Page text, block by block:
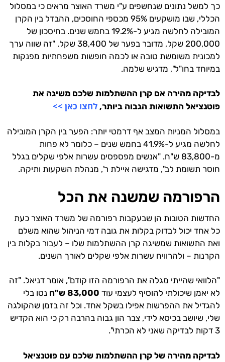
כך למשל נתונים שנחשפים ע"י משרד האוצר מראים כי במסלול
הכללי, שבו מושקעים 95% מכספי החוסכים, ההבדל בין הקרן
המובילה לחלשה מגיע ל-19.2% בחמש שנים. בחיסכון של
200,000 שקל, מדובר בפער של 38,400 שקל. "זה שווה ערך
למכונית משומשת טובה או לכמה חופשות משפחתיות מפנקות
במיוחד בחו"ל", מדגיש שלמה.
לבדיקה מהירה אם קרן ההשתלמות שלכם משיגה את
פוטנציאל התשואות הגבוה ביותר, לחצו כאן >>
במסלול המניות המצב אף דרמטי יותר: הפער בין הקרן המובילה
לחלשה מגיע ל-41.9% בחמש שנים – כלומר לא פחות
מ-83,800 ש"ח. "אנשים מפספסים עשרות אלפי שקלים בגלל
חוסר תשומת לב", מדגישה איילת ר', מנהלת השקעות ותיקה.
הרפורמה שמשנה את הכל
החדשות הטובות הן שבעקבות רפורמה של משרד האוצר כעת
כל אחד יכול לבדוק בקלות את גובה דמי הניהול שהוא משלם
ואת התשואות שמשיגה קרן ההשתלמות שלו – לעבור בקלות בין
הקרנות – ולהרוויח עשרות אלפי שקלים לאורך השנים.
"הלוואי שהייתי מגלה את הרפורמה הזו קודם", אומר דניאל. "זה
לא יאמן שיכולתי להוסיף לעצמי עוד 83,000 ש"ח
נטו בלי
להגדיל את ההפרשות אפילו בשקל אחד. וכל זה בזמן שהקולגה
שלי, שיושב בכיסא לידי, צבר הון גבוה בהרבה רק כי הוא הקדיש
3 דקות לבדיקה שאני לא הכרתי".
לבדיקה מהירה של קרן ההשתלמות שלכם עם פוטנציאל